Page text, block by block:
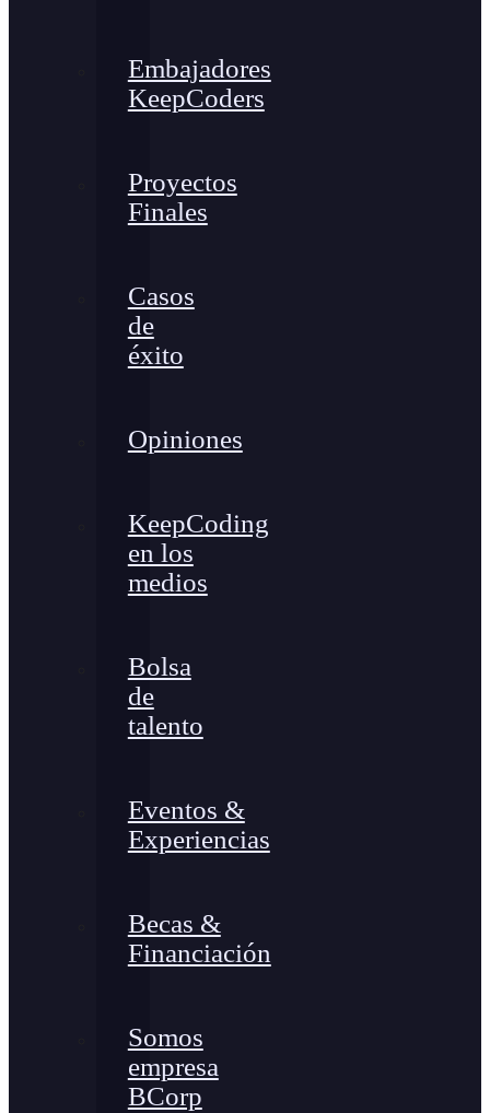
Embajadores
KeepCoders
Proyectos
Finales
Casos
de
éxito
Opiniones
KeepCoding
en los
medios
Bolsa
de
talento
Eventos &
Experiencias
Becas &
Financiación
Somos
empresa
BCorp